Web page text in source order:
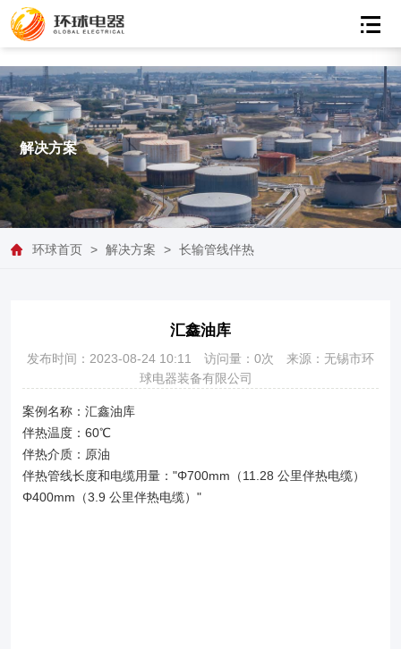
解决方案
环球首页 > 解决方案 > 长输管线伴热
汇鑫油库
发布时间：2023-08-24 10:11 访问量：0次
来源：无锡市环
球电器装备有限公司
案例名称：汇鑫油库
伴热温度：60℃
伴热介质：原油
伴热管线长度和电缆用量："Φ700mm（11.28 公里伴热电缆）
Φ400mm（3.9 公里伴热电缆）"